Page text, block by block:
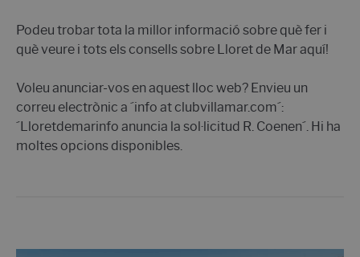
Podeu trobar tota la millor informació sobre què fer i
què veure i tots els consells sobre Lloret de Mar aquí!
Voleu anunciar-vos en aquest lloc web? Envieu un
correu electrònic a ´info at clubvillamar.com´:
´Lloretdemarinfo anuncia la sol·licitud R. Coenen´. Hi ha
moltes opcions disponibles.